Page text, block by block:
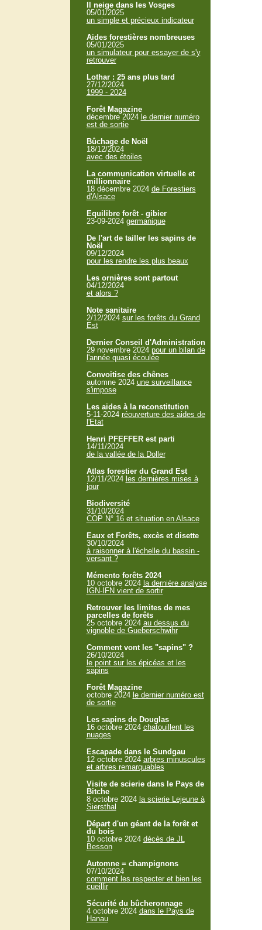
Il neige dans les Vosges
05/01/2025
un simple et précieux indicateur
Aides forestières nombreuses
05/01/2025
un simulateur pour essayer de s'y
retrouver
Lothar : 25 ans plus tard
27/12/2024
1999 - 2024
Forêt Magazine
décembre 2024 le dernier numéro
est de sortie
Bûchage de Noël
18/12/2024
avec des étoiles
La communication virtuelle et
millionnaire
18 décembre 2024 de Forestiers
d'Alsace
Equilibre forêt - gibier
23-09-2024 germanique
De l'art de tailler les sapins de
Noël
09/12/2024
pour les rendre les plus beaux
Les ornières sont partout
04/12/2024
et alors ?
Note sanitaire
2/12/2024 sur les forêts du Grand
Est
Dernier Conseil d'Administration
29 novembre 2024 pour un bilan de
l'année quasi écoulée
Convoitise des chênes
automne 2024 une surveillance
s'impose
Les aides à la reconstitution
5-11-2024 réouverture des aides de
l'Etat
Henri PFEFFER est parti
14/11/2024
de la vallée de la Doller
Atlas forestier du Grand Est
12/11/2024 les dernières mises à
jour
Biodiversité
31/10/2024
COP N° 16 et situation en Alsace
Eaux et Forêts, excès et disette
30/10/2024
à raisonner à l'échelle du bassin -
versant ?
Mémento forêts 2024
10 octobre 2024 la dernière analyse
IGN-IFN vient de sortir
Retrouver les limites de mes
parcelles de forêts
25 octobre 2024 au dessus du
vignoble de Gueberschwihr
Comment vont les "sapins" ?
26/10/2024
le point sur les épicéas et les
sapins
Forêt Magazine
octobre 2024 le dernier numéro est
de sortie
Les sapins de Douglas
16 octobre 2024 chatouillent les
nuages
Escapade dans le Sundgau
12 octobre 2024 arbres minuscules
et arbres remarquables
Visite de scierie dans le Pays de
Bitche
8 octobre 2024 la scierie Lejeune à
Siersthal
Départ d'un géant de la forêt et
du bois
10 octobre 2024 décès de JL
Besson
Automne = champignons
07/10/2024
comment les respecter et bien les
cueillir
Sécurité du bûcheronnage
4 octobre 2024 dans le Pays de
Hanau